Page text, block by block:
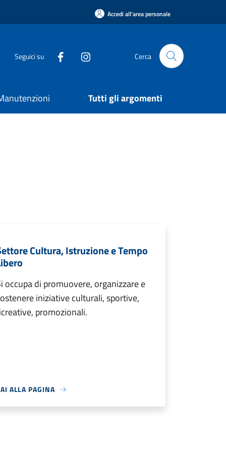
Accedi all'area personale
Seguici su Cerca
Tutti gli argomenti
Cultura, Istruzione e Tempo
occupa di promuovere, organizzare e
iniziative culturali, sportive,
promozionali.
ALLA PAGINA